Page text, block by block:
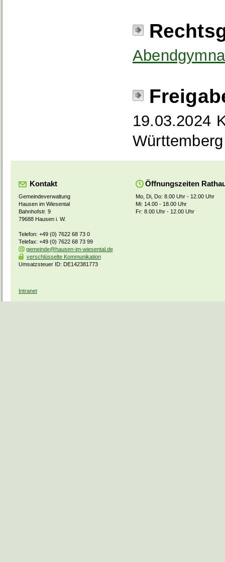
19.03.2024
Württemberg
Kontakt
Gemeindeverwaltung
Hausen im Wiesental
Bahnhofstr. 9
79688 Hausen i. W.
Telefon: +49 (0) 7622 68 73 0
Telefax: +49 (0) 7622 68 73 99
gemeinde@hausen-im-wiesental.de
verschlüsselte Kommunikation
Umsatzsteuer ID: DE142381773
Öffnungszeiten
Mo, Di, Do: 8.00 Uhr - 12.00 Uhr
Mi: 14.00 - 18.00 Uhr
Fr: 8.00 Uhr - 12.00 Uhr
Intranet